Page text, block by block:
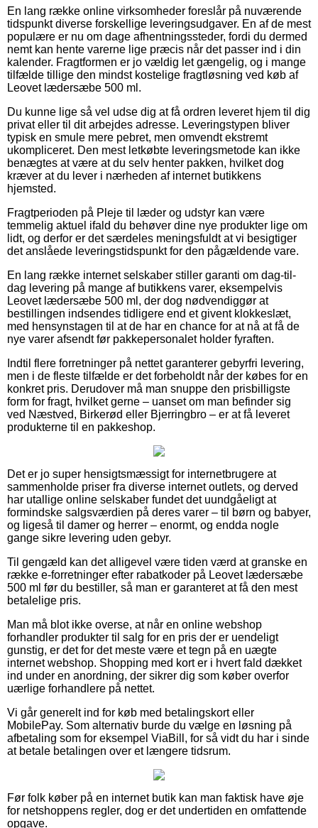
En lang række online virksomheder foreslår på nuværende
tidspunkt diverse forskellige leveringsudgaver. En af de mest
populære er nu om dage afhentningssteder, fordi du dermed
nemt kan hente varerne lige præcis når det passer ind i din
kalender. Fragtformen er jo vældig let gængelig, og i mange
tilfælde tillige den mindst kostelige fragtløsning ved køb af
Leovet lædersæbe 500 ml.
Du kunne lige så vel udse dig at få ordren leveret hjem til dig
privat eller til dit arbejdes adresse. Leveringstypen bliver
typisk en smule mere pebret, men omvendt ekstremt
ukompliceret. Den mest letkøbte leveringsmetode kan ikke
benægtes at være at du selv henter pakken, hvilket dog
kræver at du lever i nærheden af internet butikkens
hjemsted.
Fragtperioden på Pleje til læder og udstyr kan være
temmelig aktuel ifald du behøver dine nye produkter lige om
lidt, og derfor er det særdeles meningsfuldt at vi besigtiger
det anslåede leveringstidspunkt for den pågældende vare.
En lang række internet selskaber stiller garanti om dag-til-
dag levering på mange af butikkens varer, eksempelvis
Leovet lædersæbe 500 ml, der dog nødvendiggør at
bestillingen indsendes tidligere end et givent klokkeslæt,
med hensynstagen til at de har en chance for at nå at få de
nye varer afsendt før pakkepersonalet holder fyraften.
Indtil flere forretninger på nettet garanterer gebyrfri levering,
men i de fleste tilfælde er det forbeholdt når der købes for en
konkret pris. Derudover må man snuppe den prisbilligste
form for fragt, hvilket gerne – uanset om man befinder sig
ved Næstved, Birkerød eller Bjerringbro – er at få leveret
produkterne til en pakkeshop.
Det er jo super hensigtsmæssigt for internetbrugere at
sammenholde priser fra diverse internet outlets, og derved
har utallige online selskaber fundet det uundgåeligt at
formindske salgsværdien på deres varer – til børn og babyer,
og ligeså til damer og herrer – enormt, og endda nogle
gange sikre levering uden gebyr.
Til gengæld kan det alligevel være tiden værd at granske en
række e-forretninger efter rabatkoder på Leovet lædersæbe
500 ml før du bestiller, så man er garanteret at få den mest
betalelige pris.
Man må blot ikke overse, at når en online webshop
forhandler produkter til salg for en pris der er uendeligt
gunstig, er det for det meste være et tegn på en uægte
internet webshop. Shopping med kort er i hvert fald dækket
ind under en anordning, der sikrer dig som køber overfor
uærlige forhandlere på nettet.
Vi går generelt ind for køb med betalingskort eller
MobilePay. Som alternativ burde du vælge en løsning på
afbetaling som for eksempel ViaBill, for så vidt du har i sinde
at betale betalingen over et længere tidsrum.
Før folk køber på en internet butik kan man faktisk have øje
for netshoppens regler, dog er det undertiden en omfattende
opgave.